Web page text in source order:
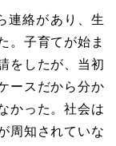
連絡があり、生
。子育てが始ま
をしたが、当初
ースだから分か
かった。社会は
周知されていな